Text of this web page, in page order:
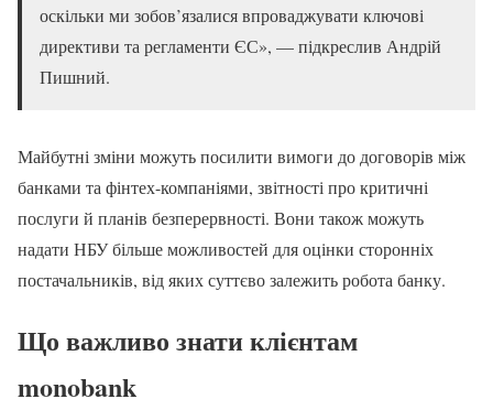
оскільки ми зобов’язалися впроваджувати ключові
директиви та регламенти ЄС», — підкреслив Андрій
Пишний.
Майбутні зміни можуть посилити вимоги до договорів між
банками та фінтех-компаніями, звітності про критичні
послуги й планів безперервності. Вони також можуть
надати НБУ більше можливостей для оцінки сторонніх
постачальників, від яких суттєво залежить робота банку.
Що важливо знати клієнтам
monobank